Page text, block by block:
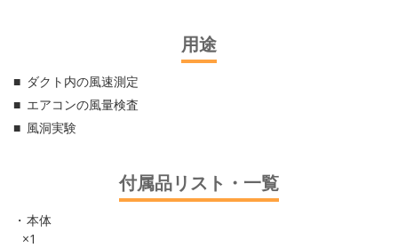
用途
ダクト内の風速測定
エアコンの風量検査
風洞実験
付属品リスト・一覧
本体
×1